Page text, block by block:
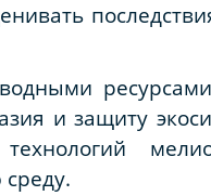
и защиту
технологий